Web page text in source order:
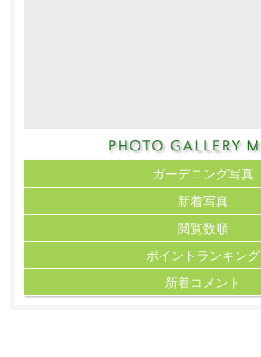
ガーデニング写真
新着写真
閲覧数順
ポイント ランキング
新着コメント